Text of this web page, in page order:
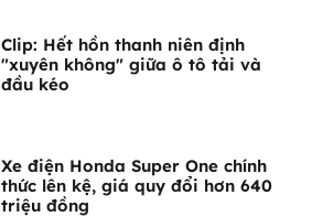
Clip: Hết hồn thanh niên định
"xuyên không" giữa ô tô tải và
đầu kéo
Xe điện Honda Super One chính
thức lên kệ, giá quy đổi hơn 640
triệu đồng